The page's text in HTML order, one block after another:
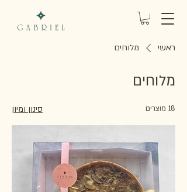
ראשי מלוחים
מלוחים
18 מוצרים סינון ומיון